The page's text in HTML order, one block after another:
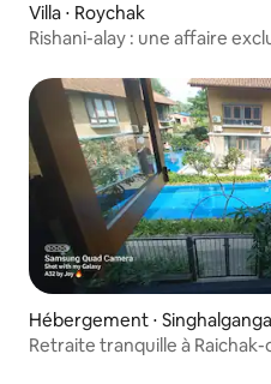
Villa ⋅ Roychak
Rishani-alay : une affaire
Hébergement ⋅
Retraite tranquille à